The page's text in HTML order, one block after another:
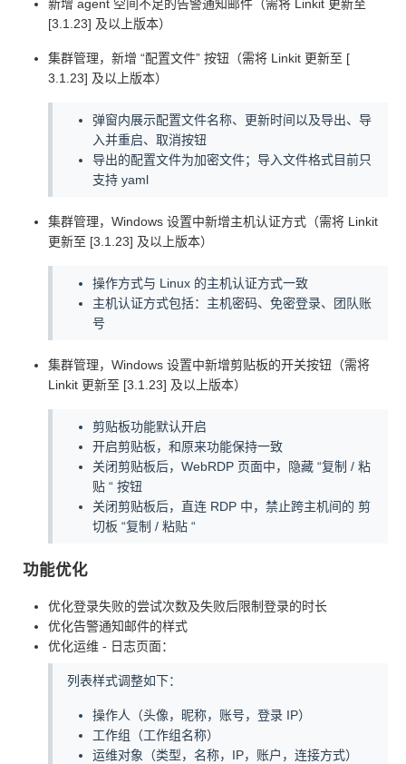
新增 agent 空间不足的告警通知邮件（需将 Linkit 更新至
[3.1.23] 及以上版本）
集群管理，新增 “配置文件” 按钮（需将 Linkit 更新至 [
3.1.23] 及以上版本）
弹窗内展示配置文件名称、更新时间以及导出、导
入并重启、取消按钮
导出的配置文件为加密文件；导入文件格式目前只
支持 yaml
集群管理，Windows 设置中新增主机认证方式（需将 Linkit
更新至 [3.1.23] 及以上版本）
操作方式与 Linux 的主机认证方式一致
主机认证方式包括：主机密码、免密登录、团队账
号
集群管理，Windows 设置中新增剪贴板的开关按钮（需将
Linkit 更新至 [3.1.23] 及以上版本）
剪贴板功能默认开启
开启剪贴板，和原来功能保持一致
关闭剪贴板后，WebRDP 页面中，隐藏 “复制 / 粘
贴 “ 按钮
关闭剪贴板后，直连 RDP 中，禁止跨主机间的 剪
切板 “复制 / 粘贴 “
功能优化
优化登录失败的尝试次数及失败后限制登录的时长
优化告警通知邮件的样式
优化运维 - 日志页面：
列表样式调整如下：
操作人（头像，昵称，账号，登录 IP）
工作组（工作组名称）
运维对象（类型，名称，IP，账户，连接方式）